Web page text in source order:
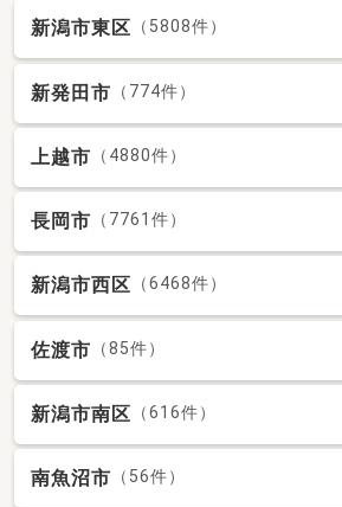
新潟市東区 （5808件）
新発田市 （774件）
上越市 （4880件）
長岡市 （7761件）
新潟市西区 （6468件）
佐渡市 （85件）
新潟市南区 （616件）
南魚沼市 （56件）